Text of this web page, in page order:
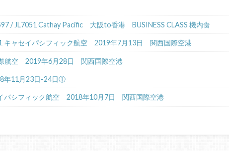
/ JL7051 Cathay Pacific 大阪to香港 BUSINESS CLASS 機内食
キャセイパシフィック航空 2019年7月13日 関西国際空港
航空 2019年6月28日 関西国際空港
年11月23日-24日①
パシフィック航空 2018年10月7日 関西国際空港